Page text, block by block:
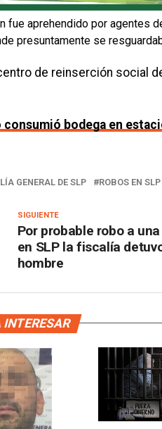
fue aprehendido por agentes
presuntamente se
de reinserción social
consumió bodega en
GENERAL DE SLP ROBOS EN SLP
SIGUIENTE
Por probable robo a
en SLP la fiscalía
hombre
INTERESAR